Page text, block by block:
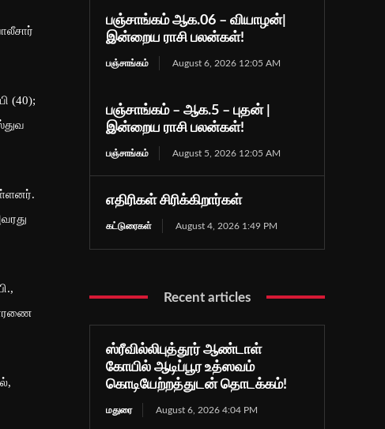
(40);
பஞ்சாங்கம் ஆக.06 – வியாழன்|
இன்றைய ராசி பலன்கள்!
பஞ்சாங்கம் August 6, 2026 12:05 AM
பஞ்சாங்கம் – ஆக.5 – புதன் |
இன்றைய ராசி பலன்கள்!
பஞ்சாங்கம் August 5, 2026 12:05 AM
எதிரிகள் சிரிக்கிறார்கள்
கட்டுரைகள் August 4, 2026 1:49 PM
Recent articles
ஸ்ரீவில்லிபுத்தூர் ஆண்டாள்
கோயில் ஆடிப்பூர உத்ஸவம்
கொடியேற்றத்துடன் தொடக்கம்!
மதுரை August 6, 2026 4:04 PM